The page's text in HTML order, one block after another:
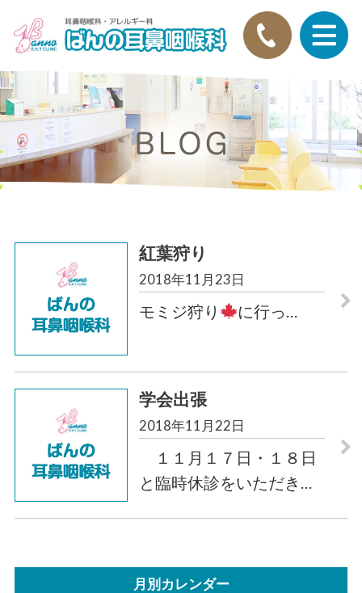
紅葉狩り
2018年11月23日
モミジ狩り に行っ…
学会出張
2018年11月22日
１１月１７日・１８日
と臨時休診をいただき …
月別カレンダー